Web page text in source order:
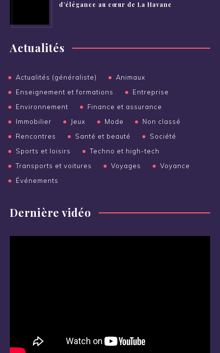
d’élégance au cœur de La Havane
Actualités
Actualités (généraliste)
Animaux
Enseignement et formations
Entreprise
Environnement
Finance et assurance
Immobilier
Jeux Mode
Non classé
Rencontres
Santé et beauté
Société
Sports et loisirs
Techno et high-tech
Transports et voitures
Voyages
Voyance
Événements
Dernière vidéo